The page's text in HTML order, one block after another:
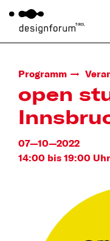
Programm
open
07—10—2022
14:00 bis 19:00 Uhr